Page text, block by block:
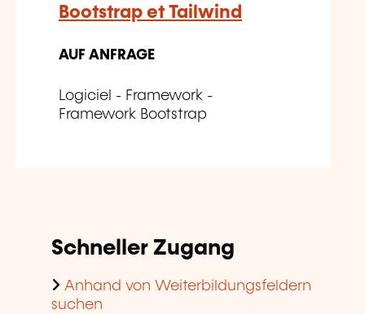
Bootstrap et Tailwind
AUF ANFRAGE
Logiciel - Framework -
Framework Bootstrap
Schneller Zugang
Anhand von Weiterbildungsfeldern
suchen